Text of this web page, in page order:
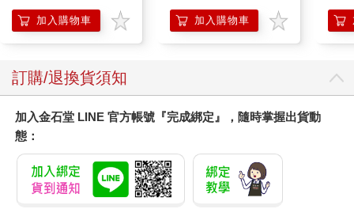
加入購物車 加入購物車
訂購/退換貨須知
加入金石堂 LINE 官方帳號『完成綁定』，隨時掌握出貨動
態：